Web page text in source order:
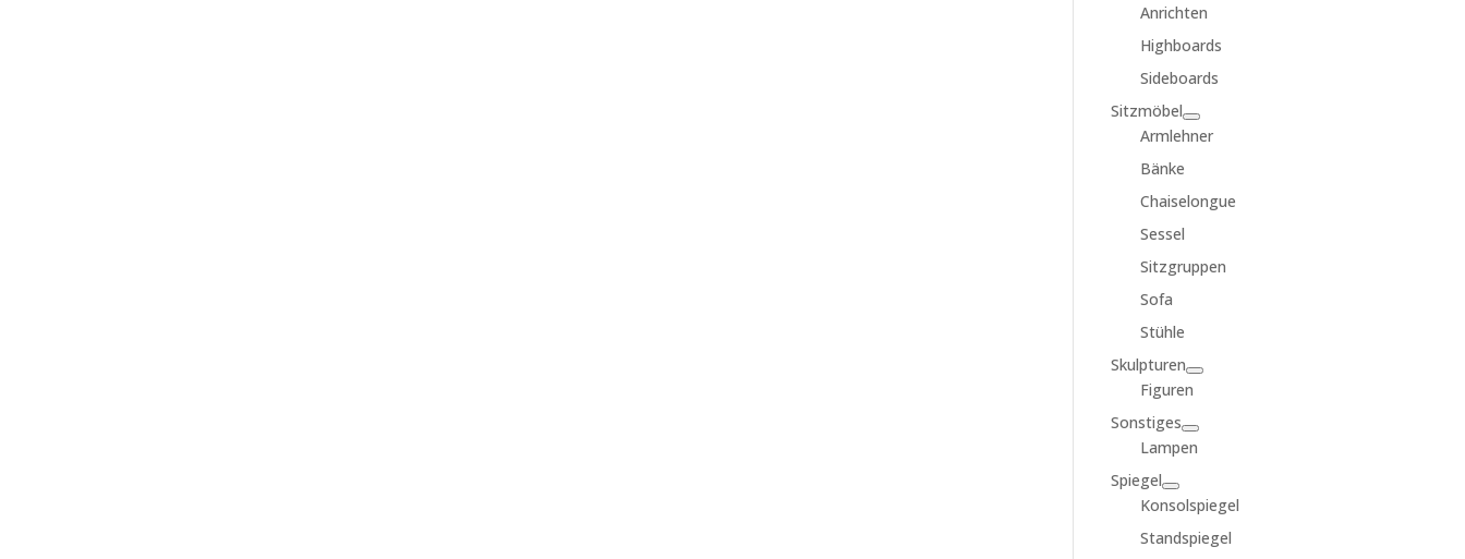
Anrichten
Highboards
Sideboards
Sitzmöbel
Armlehner
Bänke
Chaiselongue
Sessel
Sitzgruppen
Sofa
Stühle
Skulpturen
Figuren
Sonstiges
Lampen
Spiegel
Konsolspiegel
Standspiegel